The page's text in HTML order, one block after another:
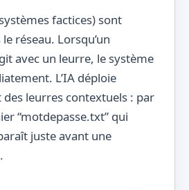
factices) sont
réseau. Lorsqu’un
avec un leurre, le système
L’IA déploie
leurres contextuels : par
“motdepasse.txt” qui
juste avant une